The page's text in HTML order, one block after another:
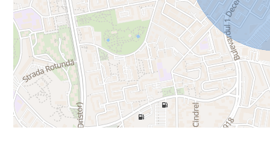
💰 Comision agenție: 2%
📞 Programează o vizionare
Nu rata ocazia de a deveni proprietarul unui apartament
👉 CRISTAL Imobiliare – siguranță și profesionalism în fiecare pas